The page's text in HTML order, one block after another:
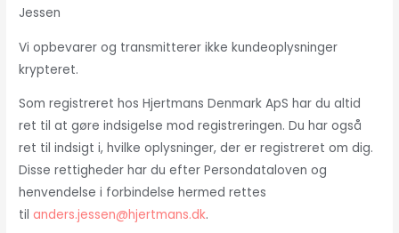
Jessen
Vi opbevarer og transmitterer ikke kundeoplysninger
krypteret.
Som registreret hos Hjertmans Denmark ApS har du altid
ret til at gøre indsigelse mod registreringen. Du har også
ret til indsigt i, hvilke oplysninger, der er registreret om dig.
Disse rettigheder har du efter Persondataloven og
henvendelse i forbindelse hermed rettes
til anders.jessen@hjertmans.dk.